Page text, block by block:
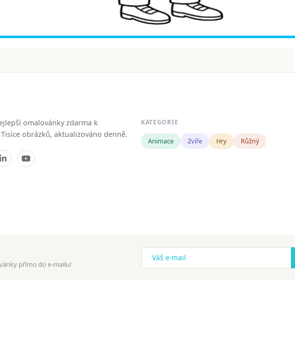
omalovánky zdarma k
obrázků, aktualizováno denně.
KATEGORIE
Animace Zvíře Hry Růžný
přímo do e-mailu!